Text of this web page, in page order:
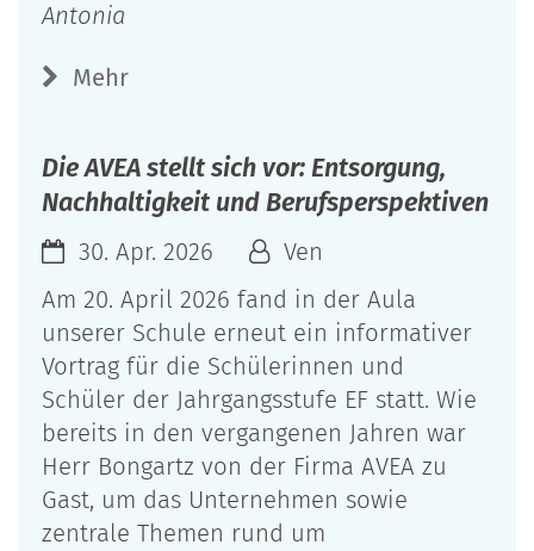
Antonia
Mehr
Die AVEA stellt sich vor: Entsorgung,
Nachhaltigkeit und Berufsperspektiven
30. Apr. 2026
Ven
Am 20. April 2026 fand in der Aula
unserer Schule erneut ein informativer
Vortrag für die Schülerinnen und
Schüler der Jahrgangsstufe EF statt. Wie
bereits in den vergangenen Jahren war
Herr Bongartz von der Firma AVEA zu
Gast, um das Unternehmen sowie
zentrale Themen rund um